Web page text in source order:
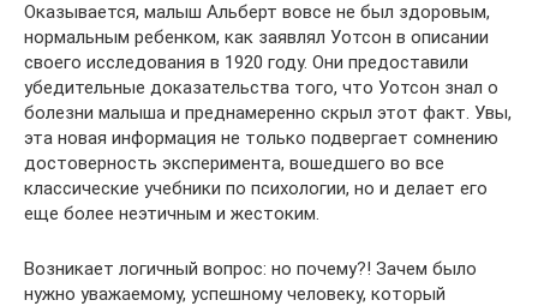
Оказывается, малыш Альберт вовсе не был здоровым,
нормальным ребенком, как заявлял Уотсон в описании
своего исследования в 1920 году. Они предоставили
убедительные доказательства того, что Уотсон знал о
болезни малыша и преднамеренно скрыл этот факт. Увы,
эта новая информация не только подвергает сомнению
достоверность эксперимента, вошедшего во все
классические учебники по психологии, но и делает его
еще более неэтичным и жестоким.
Возникает логичный вопрос: но почему?! Зачем было
нужно уважаемому, успешному человеку, который